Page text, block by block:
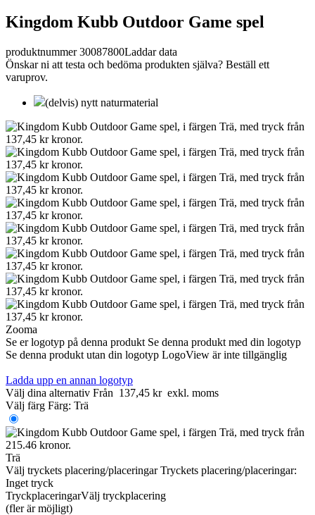
Kingdom Kubb Outdoor Game spel
produktnummer 30087800Laddar data
Önskar ni att testa och bedöma produkten själva? Beställ ett
varuprov.
(delvis) nytt naturmaterial
Zooma
Se er logotyp på denna produkt Se denna produkt med din logotyp
Se denna produkt utan din logotyp LogoView är inte tillgänglig
Ladda upp en annan logotyp
Välj dina alternativ Från 137,45 kr exkl. moms
Välj färg Färg: Trä
Trä
Välj tryckets placering/placeringar Tryckets placering/placeringar:
Inget tryck
TryckplaceringarVälj tryckplacering
(fler är möjligt)